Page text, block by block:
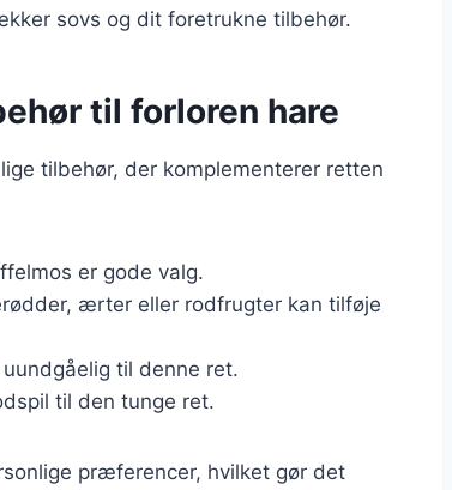
sovs og dit foretrukne tilbehør.
til forloren hare
tilbehør, der komplementerer retten
er gode valg.
ærter eller rodfrugter kan tilføje
til denne ret.
til den tunge ret.
præferencer, hvilket gør det